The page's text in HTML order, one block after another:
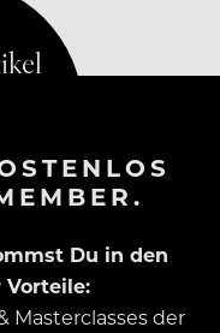
Du in den
Vorteile:
Masterclasses der